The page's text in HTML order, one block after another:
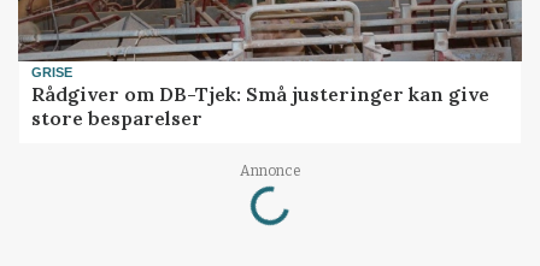
GRISE
Rådgiver om DB-Tjek: Små justeringer kan give
store besparelser
Annonce
Loading...